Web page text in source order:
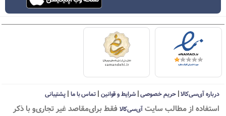
درباره آی‌سی‌کالا|حریم خصوصی|شرایط و قوانین | تماس با ما| پشتیبانی
استفاده از مطالب سايت آی‌سی‌کالا فقط برای‌مقاصد غیر تجاری‌و با ذکر